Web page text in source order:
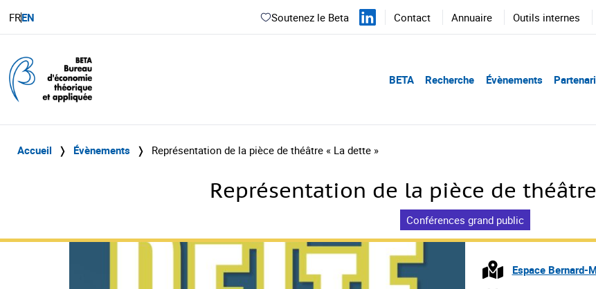
FREN Soutenez le Beta Contact Annuaire Outils internes
BETA Recherche Évènements
Accueil ❭ Évènements ❭ Représentation de la pièce de théâtre « La dette »
Représentation de la pièce de
Conférences grand public
Espace Bernard-